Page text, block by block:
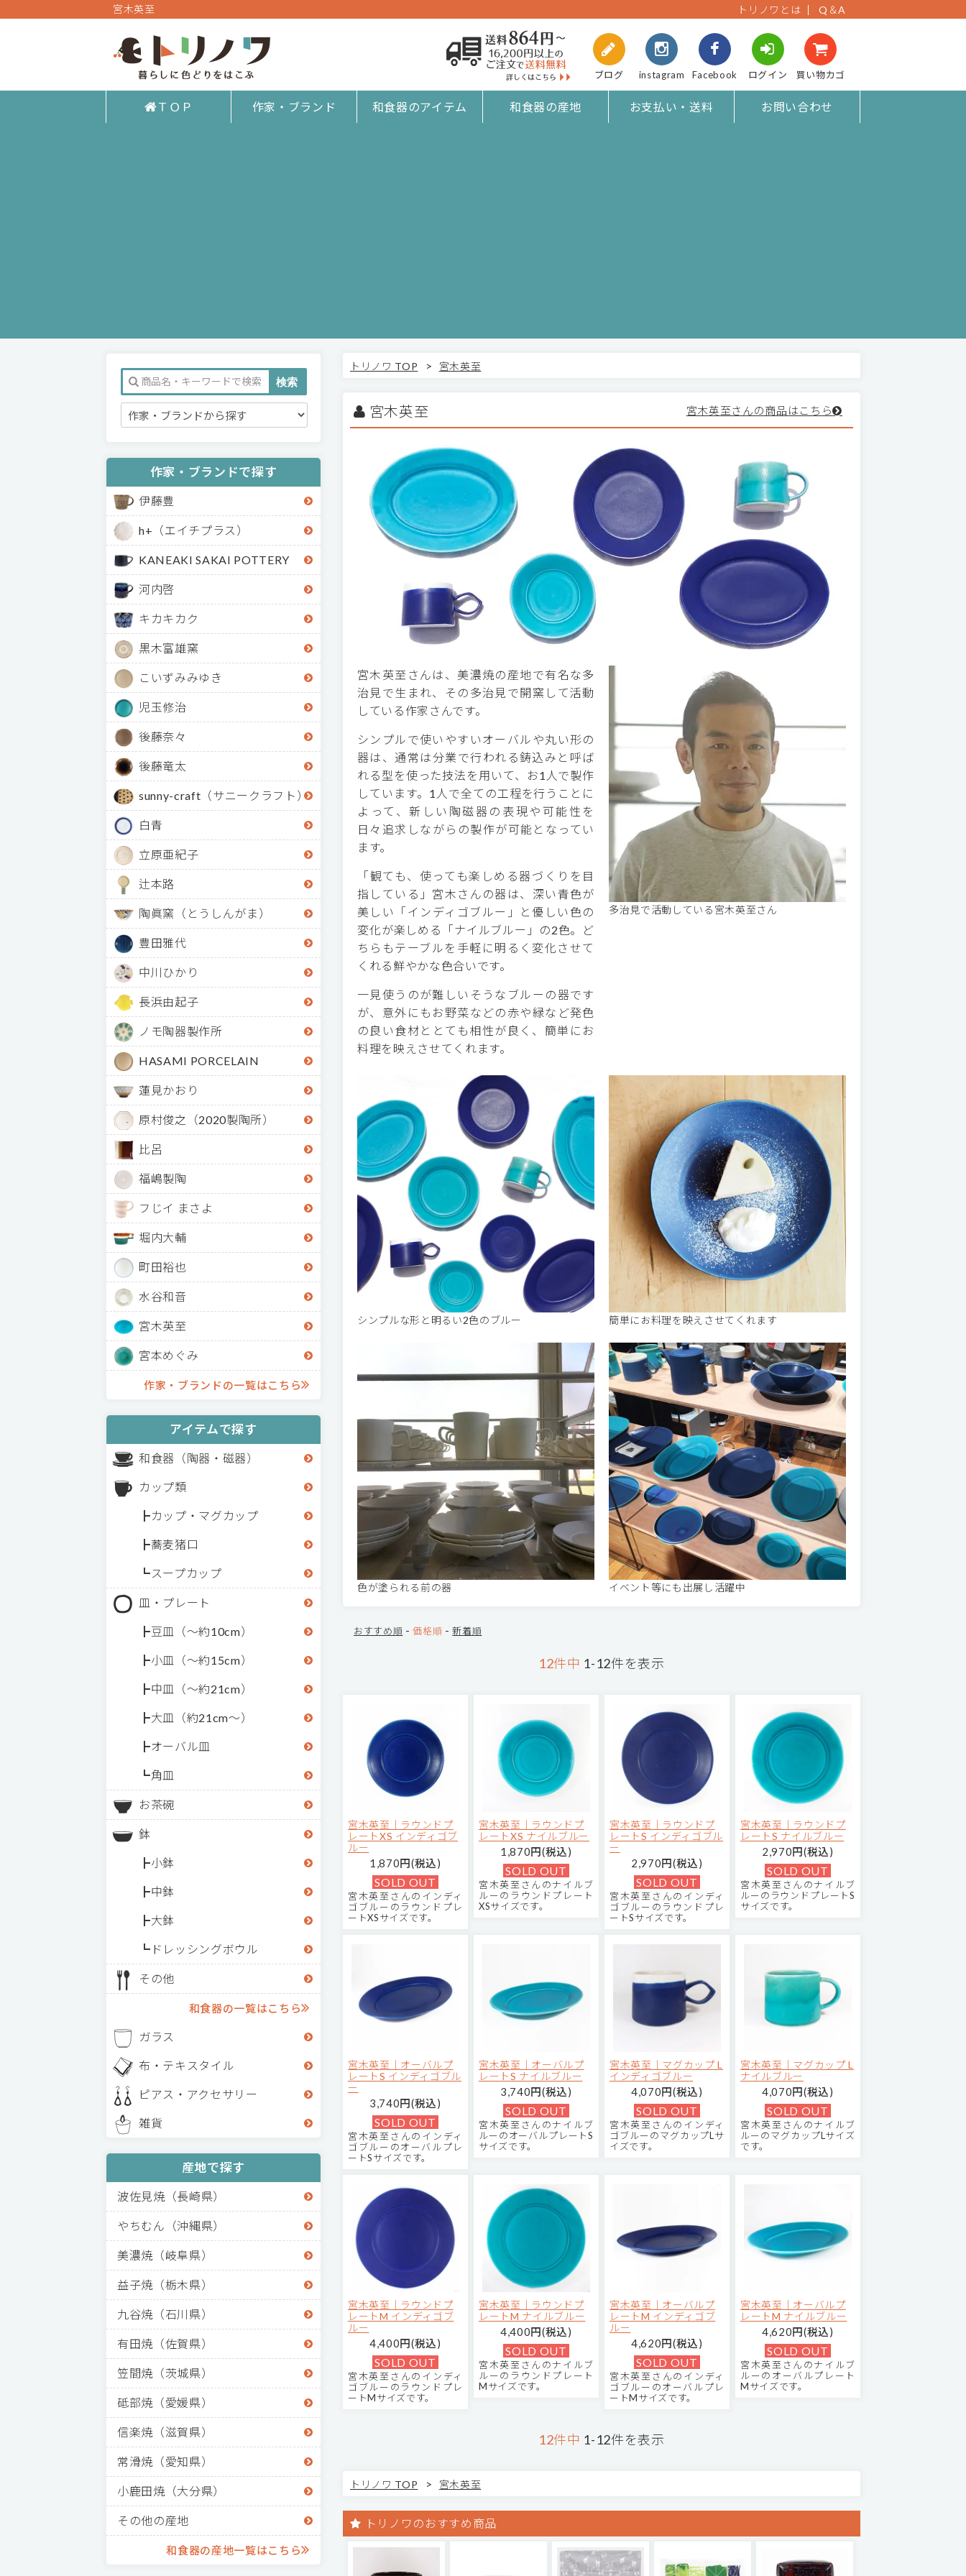
宮木英至 トリノワとは Q＆A
ブログ instagram Facebook ログイン 買い物カゴ
ＴＯＰ 作家・ブランド 和食器のアイテム 和食器の産地 お支払い・送料 お問い合わせ
作家・ブランドで探す
伊藤豊
h+（エイチプラス）
KANEAKI SAKAI POTTERY
河内啓
キカキカク
黒木富雄窯
こいずみみゆき
児玉修治
後藤奈々
後藤竜太
sunny-craft（サニークラフト）
白青
立原亜紀子
辻本路
陶眞窯（とうしんがま）
豊田雅代
中川ひかり
長浜由起子
ノモ陶器製作所
HASAMI PORCELAIN
蓮見かおり
原村俊之（2020製陶所）
比呂
福嶋製陶
フじイ まさよ
堀内大輔
町田裕也
水谷和音
宮木英至
宮本めぐみ
作家・ブランドの一覧はこちら
アイテムで探す
和食器（陶器・磁器）
カップ類
カップ・マグカップ
蕎麦猪口
スープカップ
皿・プレート
豆皿（～約10cm）
小皿（～約15cm）
中皿（～約21cm）
大皿（約21cm～）
オーバル皿
角皿
お茶碗
鉢
小鉢
中鉢
大鉢
ドレッシングボウル
その他
和食器の一覧はこちら
ガラス
布・テキスタイル
ピアス・アクセサリー
雑貨
産地で探す
波佐見焼（長崎県）
やちむん（沖縄県）
美濃焼（岐阜県）
益子焼（栃木県）
九谷焼（石川県）
有田焼（佐賀県）
笠間焼（茨城県）
砥部焼（愛媛県）
信楽焼（滋賀県）
常滑焼（愛知県）
小鹿田焼（大分県）
その他の産地
和食器の産地一覧はこちら
トリノワ TOP > 宮木英至
宮木英至 宮木英至さんの商品はこちら
宮木英至さんは、美濃焼の産地で有名な多
治見で生まれ、その多治見で開窯して活動
している作家さんです。
シンプルで使いやすいオーバルや丸い形の
器は、通常は分業で行われる鋳込みと呼ば
れる型を使った技法を用いて、お1人で製作
しています。1人で全ての工程を行うことに
よって、新しい陶磁器の表現や可能性を
日々追求しながらの製作が可能となってい
ます。
「観ても、使っても楽しめる器づくりを目
指している」宮木さんの器は、深い青色が
美しい「インディゴブルー」と優しい色の
変化が楽しめる「ナイルブルー」の2色。ど
ちらもテーブルを手軽に明るく変化させて
くれる鮮やかな色合いです。
一見使うのが難しいそうなブルーの器です
が、意外にもお野菜などの赤や緑など発色
の良い食材ととても相性が良く、簡単にお
料理を映えさせてくれます。
多治見で活動している宮木英至さん
シンプルな形と明るい2色のブルー 簡単にお料理を映えさせてくれます
色が塗られる前の器 イベント等にも出展し活躍中
おすすめ順 -価格順 -新着順
12件中 1-12件を表示
宮木英至｜ラウンドプ
レートXS インディゴブ
ルー
1,870円(税込)
SOLD OUT
宮木英至さんのインディ
ゴブルーのラウンドプレ
ートXSサイズです。
宮木英至｜ラウンドプ
レートXS ナイルブルー
1,870円(税込)
SOLD OUT
宮木英至さんのナイルブ
ルーのラウンドプレート
XSサイズです。
宮木英至｜ラウンドプ
レートS インディゴブル
ー
2,970円(税込)
SOLD OUT
宮木英至さんのインディ
ゴブルーのラウンドプレ
ートSサイズです。
宮木英至｜ラウンドプ
レートS ナイルブルー
2,970円(税込)
SOLD OUT
宮木英至さんのナイルブ
ルーのラウンドプレートS
サイズです。
宮木英至｜オーバルプ
レートS インディゴブル
ー
3,740円(税込)
SOLD OUT
宮木英至さんのインディ
ゴブルーのオーバルプレ
ートSサイズです。
宮木英至｜オーバルプ
レートS ナイルブルー
3,740円(税込)
SOLD OUT
宮木英至さんのナイルブ
ルーのオーバルプレートS
サイズです。
宮木英至｜マグカップ L
インディゴブルー
4,070円(税込)
SOLD OUT
宮木英至さんのインディ
ゴブルーのマグカップLサ
イズです。
宮木英至｜マグカップ L
ナイルブルー
4,070円(税込)
SOLD OUT
宮木英至さんのナイルブ
ルーのマグカップLサイズ
です。
宮木英至｜ラウンドプ
レートM インディゴブ
ルー
4,400円(税込)
SOLD OUT
宮木英至さんのインディ
ゴブルーのラウンドプレ
ートMサイズです。
宮木英至｜ラウンドプ
レートM ナイルブルー
4,400円(税込)
SOLD OUT
宮木英至さんのナイルブ
ルーのラウンドプレート
Mサイズです。
宮木英至｜オーバルプ
レートM インディゴブ
ルー
4,620円(税込)
SOLD OUT
宮木英至さんのインディ
ゴブルーのオーバルプレ
ートMサイズです。
宮木英至｜オーバルプ
レートM ナイルブルー
4,620円(税込)
SOLD OUT
宮木英至さんのナイルブ
ルーのオーバルプレート
Mサイズです。
12件中 1-12件を表示
トリノワ TOP > 宮木英至
トリノワのおすすめ商品